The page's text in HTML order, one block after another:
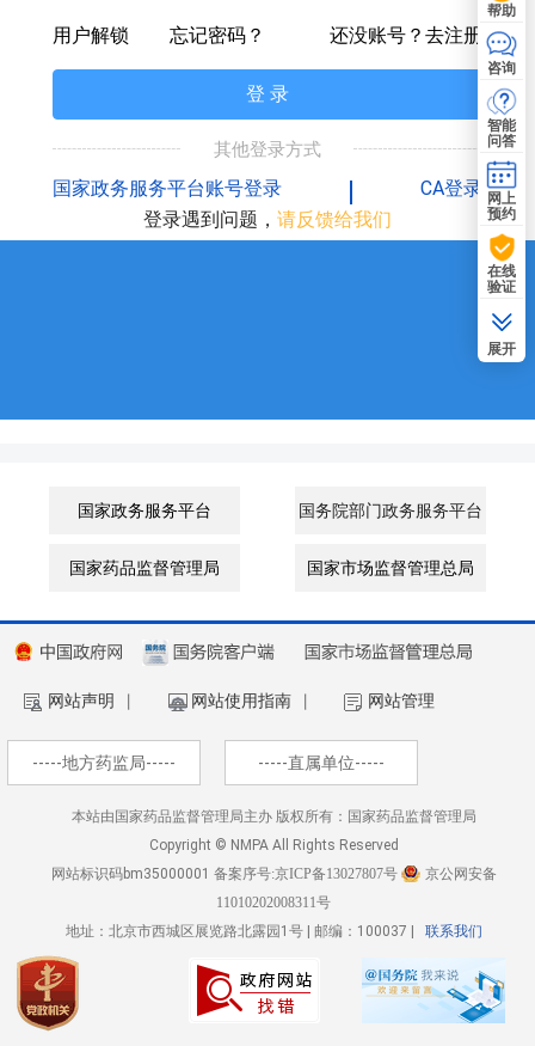
用户解锁 忘记密码？ 还没账号？去注册
登 录
其他登录方式
国家政务服务平台账号登录
CA登录
登录遇到问题， 请反馈给我们
帮助
咨询
智能
问答
网上
预约
在线
验证
展开
国家政务服务平台 国务院部门政务服务平台
国家药品监督管理局 国家市场监督管理总局
网站声明 网站使用指南 网站管理
-----地方药监局----- -----直属单位-----
本站由国家药品监督管理局主办 版权所有：国家药品监督管理局
Copyright © NMPA All Rights Reserved
网站标识码bm35000001 备案序号:京ICP备13027807号
京公网安备
11010202008311号
地址：北京市西城区展览路北露园1号 | 邮编：100037 | 联系我们